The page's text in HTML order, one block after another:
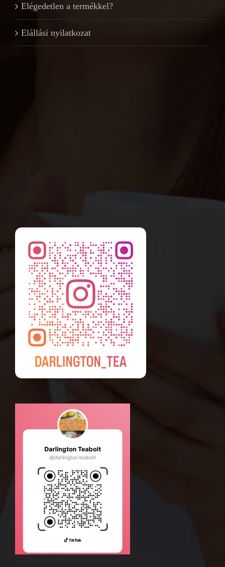
Elégedetlen a termékkel?
Elállási nyilatkozat